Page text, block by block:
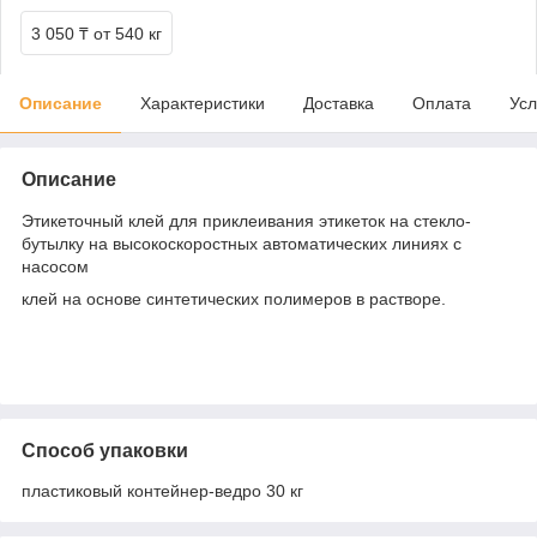
3 050 ₸ от 540 кг
Описание Характеристики Доставка Оплата
Описание
Этикеточный клей для приклеивания этикеток на стекло-
бутылку на высокоскоростных автоматических линиях с
насосом
клей на основе синтетических полимеров в растворе.
Способ упаковки
пластиковый контейнер-ведро 30 кг